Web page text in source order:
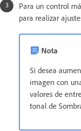
Para un control
para realizar
Nota
Si desea
imagen con
valores de
tonal de